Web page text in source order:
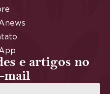
e artigos no
mail